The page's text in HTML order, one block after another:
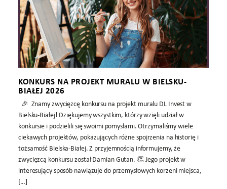
KONKURS NA PROJEKT MURALU W BIELSKU-
BIAŁEJ 2026
🎉 Znamy zwycięzcę konkursu na projekt muralu DL Invest w
Bielsku-Białej! Dziękujemy wszystkim, którzy wzięli udział w
konkursie i podzielili się swoimi pomysłami. Otrzymaliśmy wiele
ciekawych projektów, pokazujących różne spojrzenia na historię i
tożsamość Bielska-Białej. Z przyjemnością informujemy, że
zwycięzcą konkursu został Damian Gutan. 👏 Jego projekt w
interesujący sposób nawiązuje do przemysłowych korzeni miejsca,
[…]